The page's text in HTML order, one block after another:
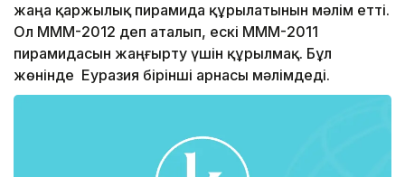
жаңа қаржылық пирамида құрылатынын мәлім етті.
Ол МММ-2012 деп аталып, ескі МММ-2011
пирамидасын жаңғырту үшін құрылмақ. Бұл
жөнінде Еуразия бірінші арнасы мәлімдеді.